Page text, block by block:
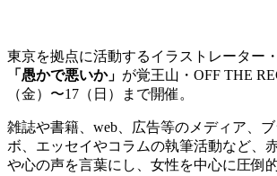
東京を拠点に活動するイラストレーター・
「愚かで悪いか」 が覚王山・OFF THE
（金）〜17（日）まで開催。
雑誌や書籍、web、広告等のメディア、
ボ、エッセイやコラムの執筆活動など、
や心の声を言葉にし、女性を中心に圧倒